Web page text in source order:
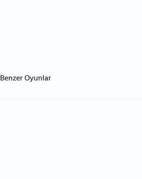
Benzer Oyunlar